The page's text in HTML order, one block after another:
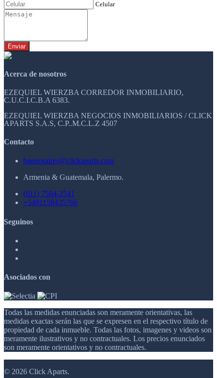
Celular
Enviar
Acerca de nosotros
EZEQUIEL WIERZBA CORREDOR INMOBILIARIO,
C.U.C.I.C.B.A 6383.
EZEQUIEL WIERZBA NEGOCIOS INMOBILIARIOS / CLICK
APARTS S.A.S, C.P..M.C.L.Z 4507
Contacto
buenosaires@clickaparts.com
Armenia & Guatemala, Palermo.
(011) 7504-2541
+5491158435766
Seguinos
Asociados con
Todas las medidas enunciadas son meramente orientativas, las
medidas exactas serán las que se expresen en el respectivo título de
propiedad de cada inmueble. Todas las fotos, imagenes y videos son
meramente ilustrativos y no contractuales. Los precios enunciados
son meramente orientativos y no contractuales.
© 2026 Click Aparts.